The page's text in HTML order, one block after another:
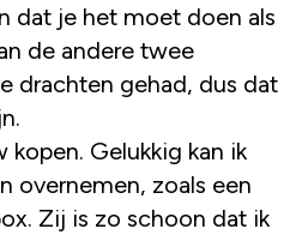
dat je het moet doen als
de andere twee
drachten gehad, dus dat
kopen. Gelukkig kan ik
overnemen, zoals een
Zij is zo schoon dat ik